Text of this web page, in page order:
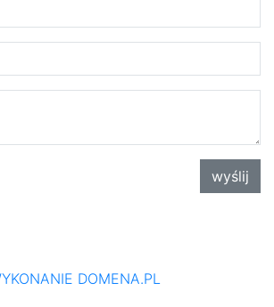
wyślij
AZET Hats & Caps Sp. z o.o. Sp. k.
DOMENA.PL